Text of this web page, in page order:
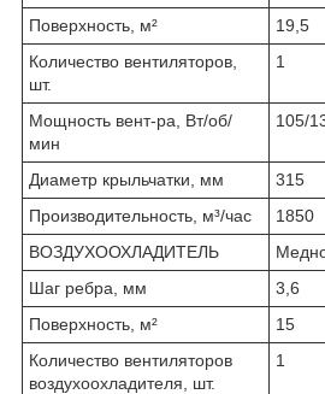
Поверхность, м²
19,5
Количество вентиляторов,
шт.
1
Мощность вент-ра, Вт/об/
мин
105/
Диаметр крыльчатки, мм
315
Производительность, м³/час
1850
ВОЗДУХООХЛАДИТЕЛЬ
Шаг ребра, мм
3,6
Поверхность, м²
15
Количество вентиляторов
воздухоохладителя, шт.
1